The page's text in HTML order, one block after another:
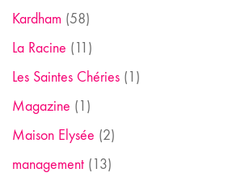
Kardham (58)
La Racine (11)
Les Saintes Chéries (1)
Magazine (1)
Maison Elysée (2)
management (13)